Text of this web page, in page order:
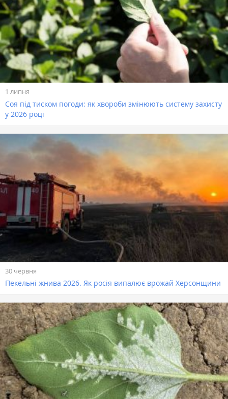
1 липня
Соя під тиском погоди: як хвороби змінюють систему захисту
у 2026 році
30 червня
Пекельні жнива 2026. Як росія випалює врожай Херсонщини